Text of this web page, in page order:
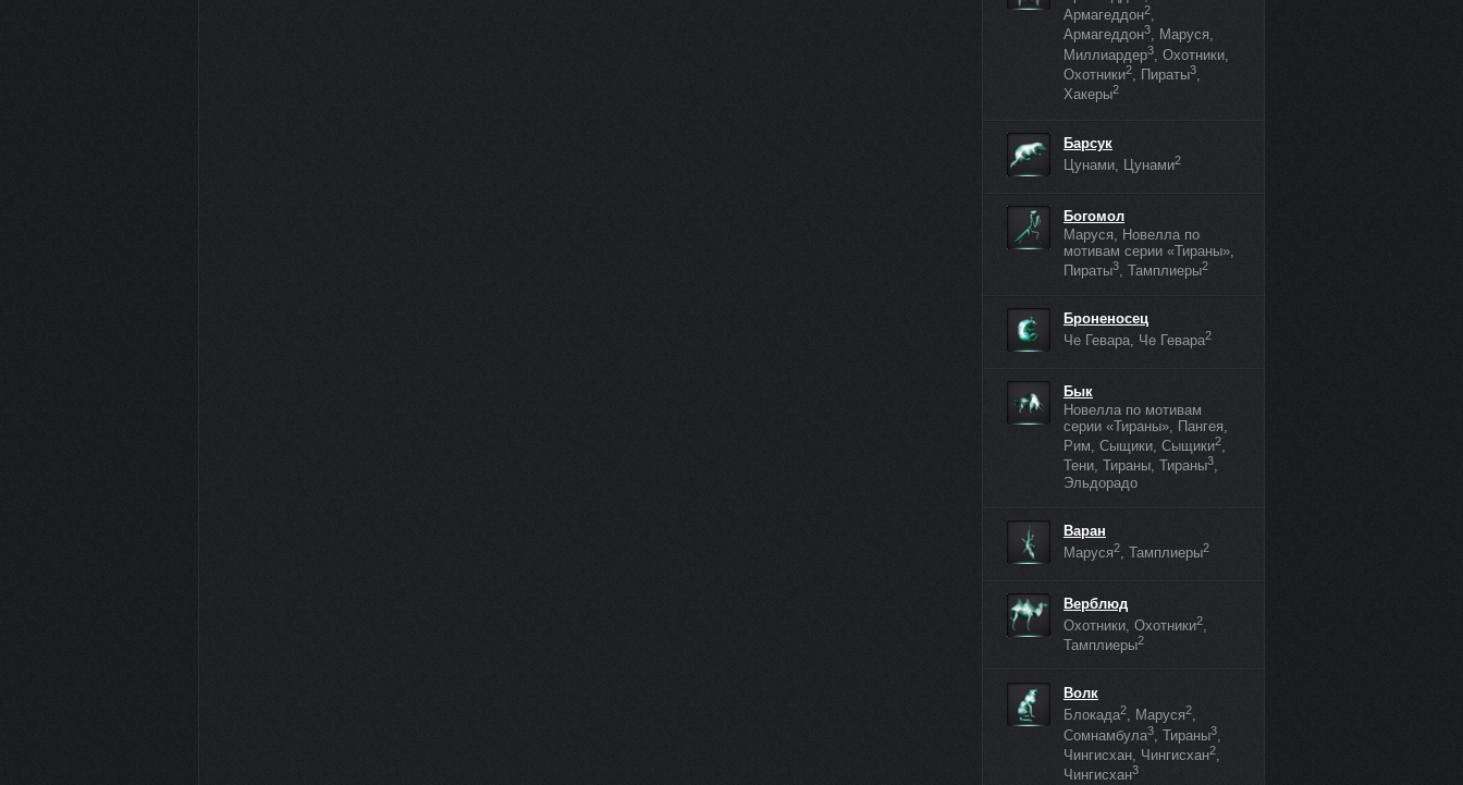
Армагеддон2,
Армагеддон3, Маруся,
Миллиардер3
, Охотники,
Охотники2, Пираты3,
Хакеры2
Барсук
Цунами, Цунами2
Богомол
Маруся, Новелла по
мотивам серии «Тираны»,
Пираты3 , Тамплиеры2
Броненосец
Че Гевара, Че Гевара2
Бык
Новелла по мотивам
серии «Тираны», Пангея,
Рим, Сыщики, Сыщики2,
Тени, Тираны, Тираны3,
Эльдорадо
Варан
Маруся2 , Тамплиеры2
Верблюд
Охотники, Охотники2
Тамплиеры2
Волк
Блокада2, Маруся2,
Сомнамбула3 , Тираны3
Чингисхан, Чингисхан2,
Чингисхан3